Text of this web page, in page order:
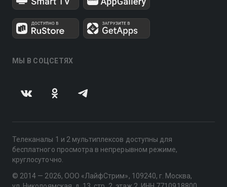
МЫ В СОЦСЕТЯХ
Телеканалы 1 и 2 мультиплексов доступны для
бесплатного просмотра в непрерывном режиме,
круглосуточно.
© 2014 — 2026, ООО «ЛайфСтрим», 109240, г. Москва,